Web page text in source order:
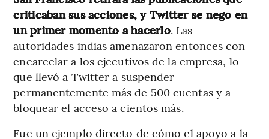
criticaban sus acciones, y Twitter se negó en
un primer momento a hacerlo. Las
autoridades indias amenazaron entonces con
encarcelar a los ejecutivos de la empresa, lo
que llevó a Twitter a suspender
permanentemente más de 500 cuentas y a
bloquear el acceso a cientos más.
Fue un ejemplo directo de cómo el apoyo a la